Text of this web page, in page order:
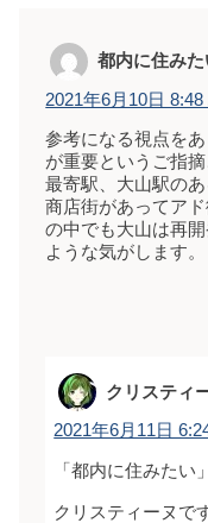
都内に住みた
2021年6月10日 8:48
参考になる視点を
が重要というご指
最寄駅、大山駅の
商店街があってア
の中でも大山は再
ような気がします。
クリスティ
2021年6月11日
「都内に住みたい
クリスティーヌで